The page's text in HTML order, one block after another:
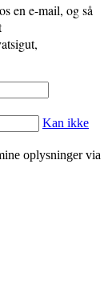
en e-mail, og så
Kan ikke
oplysninger via